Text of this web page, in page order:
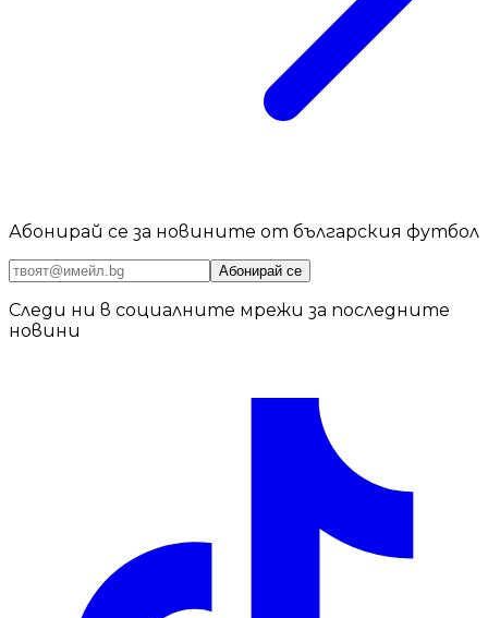
Абонирай се за новините от българския футбол
Абонирай се
Следи ни в социалните мрежи за последните
новини